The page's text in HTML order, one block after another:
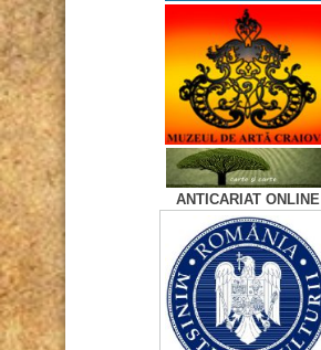
ANTICARIAT ONLINE